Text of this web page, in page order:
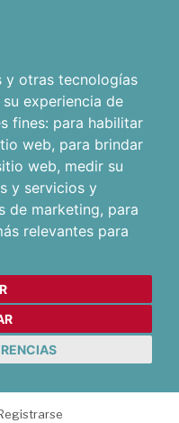
y otras tecnologías
experiencia de
fines: para habilitar
web, para brindar
web, medir su
y servicios y
de marketing, para
relevantes para